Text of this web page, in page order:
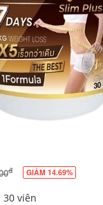
đ GIẢM 14.69%
30 viên